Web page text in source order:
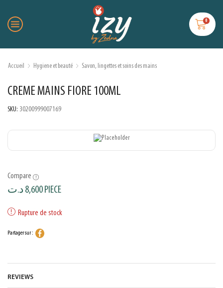
0
Accueil Hygiene et beauté Savon, lingettes et soins des mains
CREME MAINS FIORE 100ML
SKU: 30200999007169
Compare
8,600د.ت PIECE
Rupture de stock
Partager sur :
REVIEWS